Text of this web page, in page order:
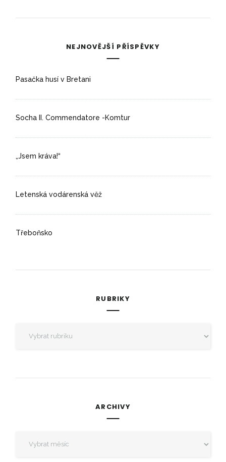
NEJNOVĚJŠÍ PŘÍSPĚVKY
Pasačka husí v Bretani
Socha II. Commendatore -Komtur
„Jsem kráva!“
Letenská vodárenská věž
Třeboňsko
RUBRIKY
ARCHIVY